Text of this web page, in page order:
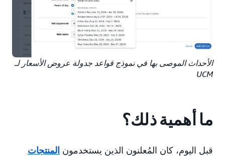
الأحداث الموصى بها في نموذج قواعد جدولة عروض الأسعار لـ
UCM
ما أهمية ذلك؟
قبل اليوم، كان المُعلنون الذين يستخدمون المنتجات